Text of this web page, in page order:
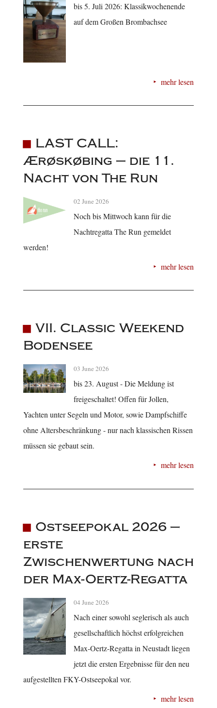
bis 5. Juli 2026: Klassikwochenende
auf dem Großen Brombachsee
mehr lesen
LAST CALL:
Ærøskøbing – die 11.
Nacht von The Run
02 June 2026
Noch bis Mittwoch kann für die
Nachtregatta The Run gemeldet
werden!
mehr lesen
VII. Classic Weekend
Bodensee
03 June 2026
bis 23. August - Die Meldung ist
freigeschaltet! Offen für Jollen,
Yachten unter Segeln und Motor, sowie Dampfschiffe
ohne Altersbeschränkung - nur nach klassischen Rissen
müssen sie gebaut sein.
mehr lesen
Ostseepokal 2026 –
erste
Zwischenwertung nach
der Max-Oertz-Regatta
04 June 2026
Nach einer sowohl seglerisch als auch
gesellschaftlich höchst erfolgreichen
Max-Oertz-Regatta in Neustadt liegen
jetzt die ersten Ergebnisse für den neu
aufgestellten FKY-Ostseepokal vor.
mehr lesen